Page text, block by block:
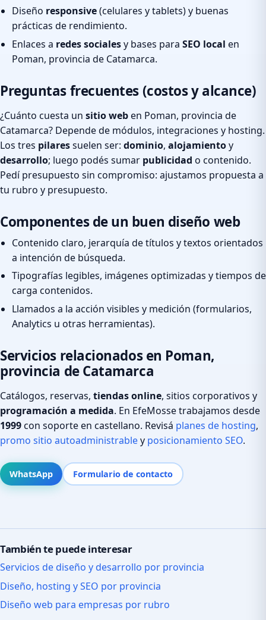
Diseño responsive(celulares y tablets) y buenas
prácticas de rendimiento.
Enlaces a redes socialesy bases para SEO local en
Poman, provincia de Catamarca.
Preguntas frecuentes (costos y alcance)
¿Cuánto cuesta un sitio weben Poman, provincia de
Catamarca? Depende de módulos, integraciones y hosting.
Los tres pilaressuelen ser: dominio, alojamientoy
desarrollo; luego podés sumar publicidad o contenido.
Pedí presupuesto sin compromiso: ajustamos propuesta a
tu rubro y presupuesto.
Componentes de un buen diseño web
Contenido claro, jerarquía de títulos y textos orientados
a intención de búsqueda.
Tipografías legibles, imágenes optimizadas y tiempos de
carga contenidos.
Llamados a la acción visibles y medición (formularios,
Analytics u otras herramientas).
Servicios relacionados en Poman,
provincia de Catamarca
Catálogos, reservas, tiendas online, sitios corporativos y
programación a medida. En EfeMosse trabajamos desde
1999con soporte en castellano. Revisá planes de hosting,
promo sitio autoadministrabley posicionamiento SEO.
WhatsApp Formulario de contacto
También te puede interesar
Servicios de diseño y desarrollo por provincia
Diseño, hosting y SEO por provincia
Diseño web para empresas por rubro